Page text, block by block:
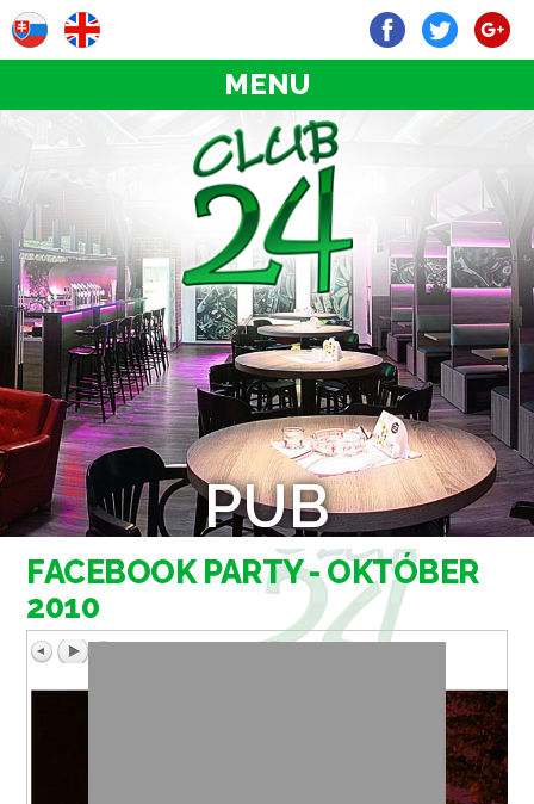
MENU
PUB
FACEBOOK PARTY - OKTÓBER
2010